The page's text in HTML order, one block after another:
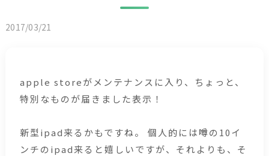
2017/03/21
apple storeがメンテナンスに入り、ちょっと、
特別なものが届きました表示！
新型ipad来るかもですね。 個人的には噂の10イ
ンチのipad来ると嬉しいですが、それよりも、そ